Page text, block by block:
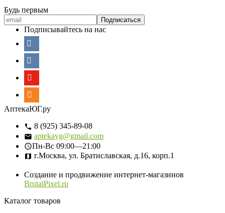
Будь первым
Подписывайтесь на нас
АптекаЮГ.ру
8 (925) 345-89-08
aptekayg@gmail.com
Пн-Вс 09:00—21:00
г.Москва, ул. Братиславская, д.16, корп.1
Создание и продвижение интернет-магазинов
BrutalPixel.ru
Каталог товаров